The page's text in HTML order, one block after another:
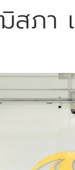
สภา